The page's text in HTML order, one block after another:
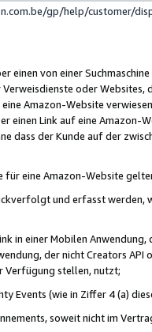
gp/help/customer/
einen von einer
oder Websites,
Amazon-Website
einen Link auf eine
dass der Kunde auf der
eine Amazon-Website
und erfasst werden,
in einer Mobilen
der nicht Creators
Verfügung stellen, nutzt;
Events (wie in Ziffer 4 (a)
soweit nicht im